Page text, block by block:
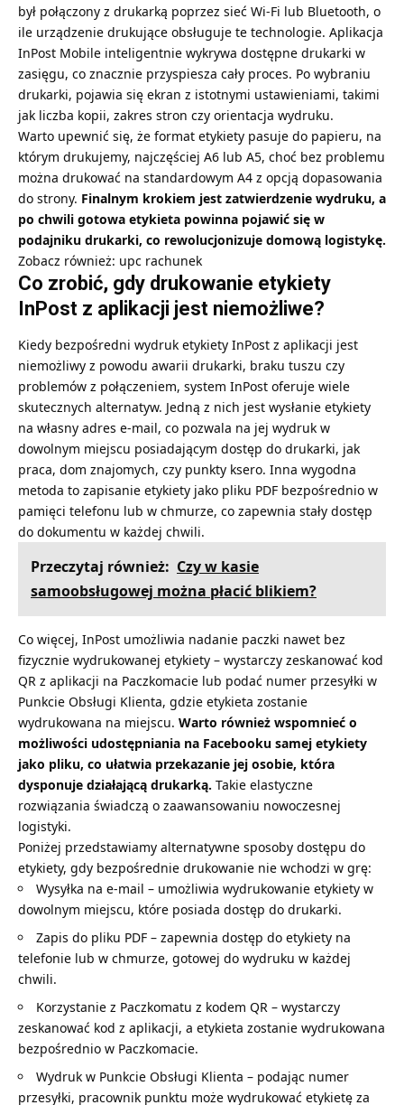
był połączony z drukarką poprzez sieć Wi-Fi lub Bluetooth, o
ile urządzenie drukujące obsługuje te technologie. Aplikacja
InPost Mobile inteligentnie wykrywa dostępne drukarki w
zasięgu, co znacznie przyspiesza cały proces. Po wybraniu
drukarki, pojawia się ekran z istotnymi ustawieniami, takimi
jak liczba kopii, zakres stron czy orientacja wydruku.
Warto upewnić się, że format etykiety pasuje do papieru, na
którym drukujemy, najczęściej A6 lub A5, choć bez problemu
można drukować na standardowym A4 z opcją dopasowania
do strony. Finalnym krokiem jest zatwierdzenie wydruku, a
po chwili gotowa etykieta powinna pojawić się w
podajniku drukarki, co rewolucjonizuje domową logistykę.
Zobacz również: upc rachunek
Co zrobić, gdy drukowanie etykiety
InPost z aplikacji jest niemożliwe?
Kiedy bezpośredni wydruk etykiety InPost z aplikacji jest
niemożliwy z powodu awarii drukarki, braku tuszu czy
problemów z połączeniem, system InPost oferuje wiele
skutecznych alternatyw. Jedną z nich jest wysłanie etykiety
na własny adres e-mail, co pozwala na jej wydruk w
dowolnym miejscu posiadającym dostęp do drukarki, jak
praca, dom znajomych, czy punkty ksero. Inna wygodna
metoda to zapisanie etykiety jako pliku PDF bezpośrednio w
pamięci telefonu lub w chmurze, co zapewnia stały dostęp
do dokumentu w każdej chwili.
Przeczytaj również: Czy w kasie
samoobsługowej można płacić blikiem?
Co więcej, InPost umożliwia nadanie paczki nawet bez
fizycznie wydrukowanej etykiety – wystarczy zeskanować kod
QR z aplikacji na Paczkomacie lub podać numer przesyłki w
Punkcie Obsługi Klienta, gdzie etykieta zostanie
wydrukowana na miejscu. Warto również wspomnieć o
możliwości udostępniania na Facebooku samej etykiety
jako pliku, co ułatwia przekazanie jej osobie, która
dysponuje działającą drukarką. Takie elastyczne
rozwiązania świadczą o zaawansowaniu nowoczesnej
logistyki.
Poniżej przedstawiamy alternatywne sposoby dostępu do
etykiety, gdy bezpośrednie drukowanie nie wchodzi w grę:
Wysyłka na e-mail – umożliwia wydrukowanie etykiety w
dowolnym miejscu, które posiada dostęp do drukarki.
Zapis do pliku PDF – zapewnia dostęp do etykiety na
telefonie lub w chmurze, gotowej do wydruku w każdej
chwili.
Korzystanie z Paczkomatu z kodem QR – wystarczy
zeskanować kod z aplikacji, a etykieta zostanie wydrukowana
bezpośrednio w Paczkomacie.
Wydruk w Punkcie Obsługi Klienta – podając numer
przesyłki, pracownik punktu może wydrukować etykietę za